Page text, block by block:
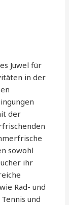
Juwel für
in der
der
sowohl
ihr
Rad- und
und